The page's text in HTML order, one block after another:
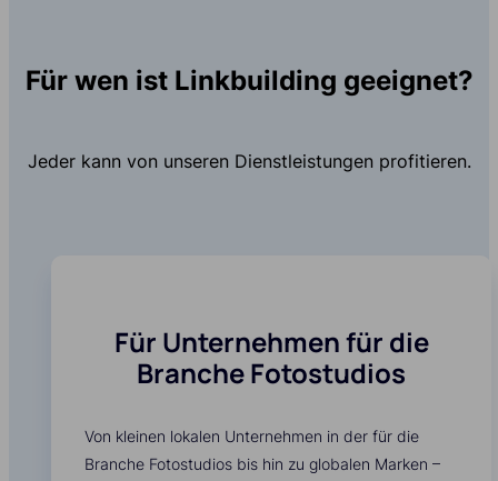
Für wen ist Linkbuilding geeignet?
Jeder kann von unseren Dienstleistungen profitieren.
Für Unternehmen für die
Branche Fotostudios
Von kleinen lokalen Unternehmen in der für die
Branche Fotostudios bis hin zu globalen Marken –